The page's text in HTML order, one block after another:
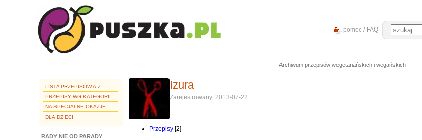
pomoc / FAQ
Archiwum przepisów wegetariańskich i wegańskich
LISTA PRZEPISÓW A-Z
PRZEPISY WG KATEGORII
NA SPECJALNE OKAZJE
DLA DZIECI
RADY NIE OD PARADY
Izura
Zarejestrowany: 2013-07-22
Przepisy [2]